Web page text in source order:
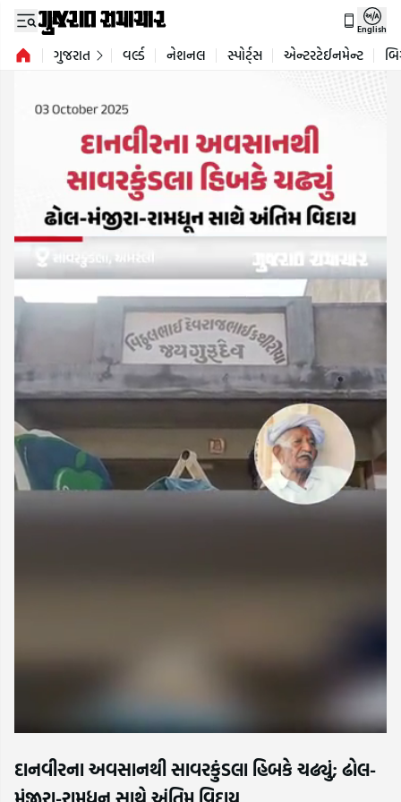
English
ગુજરાત વર્લ્ડ નેશનલ સ્પોર્ટ્સ એન્ટરટેઈનમેન્ટ
દાનવીરના અવસાનથી સાવરકુંડલા હિબકે ચઢ્યું; ઢોલ-